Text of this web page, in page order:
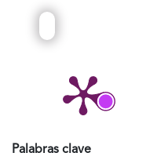
Palabras clave